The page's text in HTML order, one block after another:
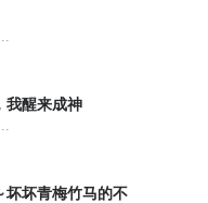
我醒来成神
坏坏青梅竹马的不